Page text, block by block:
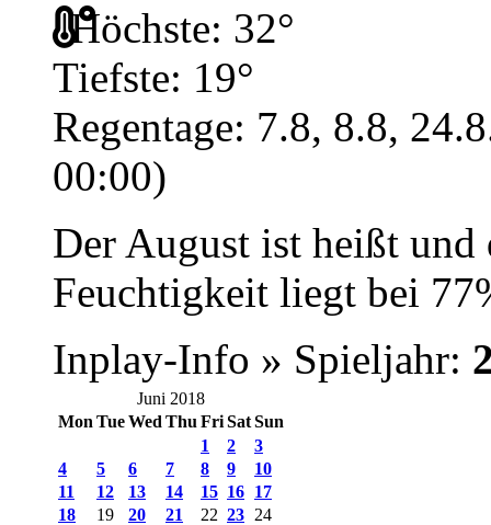
Höchste: 32°
Tiefste: 19°
Regentage: 7.8, 8.8,
00:00)
Der August ist heißt
Feuchtigkeit liegt bei
Inplay-Info » Spieljahr:
Juni 2018
Mon TueWed Thu FriSatSun
1
2
3
4
5 6 7 8 9
10
11
12 13 14 15 16 17
18
19 20 21 22 23 24